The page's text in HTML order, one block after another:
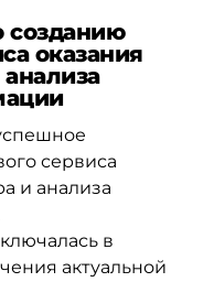
созданию
оказания
сервиса
и анализа
в
актуальной